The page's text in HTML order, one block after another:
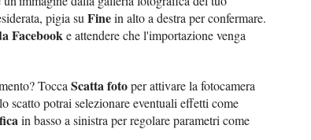
pigia su Finein alto a destra per confermare.
Facebooke attendere che l'importazione venga
Tocca Scatta fotoper attivare la fotocamera
scatto potrai selezionare eventuali effetti come
in basso a sinistra per regolare parametri come